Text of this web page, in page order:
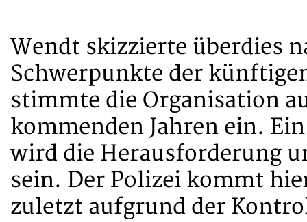
Wendt skizzierte überdies
Schwerpunkte der
stimmte die Organisation
kommenden Jahren ein.
wird die Herausforderung
sein. Der Polizei kommt
zuletzt aufgrund der